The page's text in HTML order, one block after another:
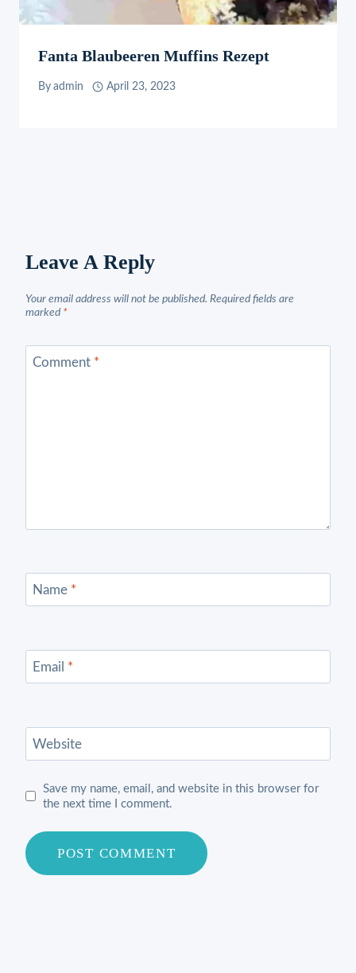
Fanta Blaubeeren Muffins Rezept
By admin April 23, 2023
Leave A Reply
Your email address will not be published. Required fields are
marked *
Comment *
Name *
Email *
Website
Save my name, email, and website in this browser for
the next time I comment.